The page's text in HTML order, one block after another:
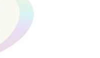
ワンちゃんの症
例ブログ
ネコちゃんの症